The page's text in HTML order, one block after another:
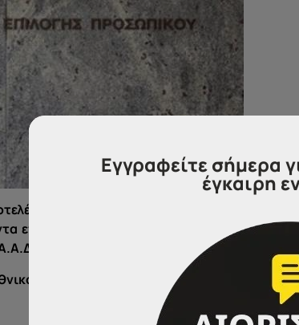
επτά
τακτικού προσωπικού
Τυπογραφείο
για δημοσίευση και θα
Εγγραφείτε σήμερα
έγκαιρη